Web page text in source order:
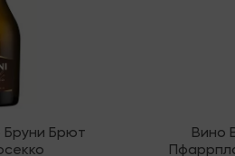
Бруни Брют
Вино